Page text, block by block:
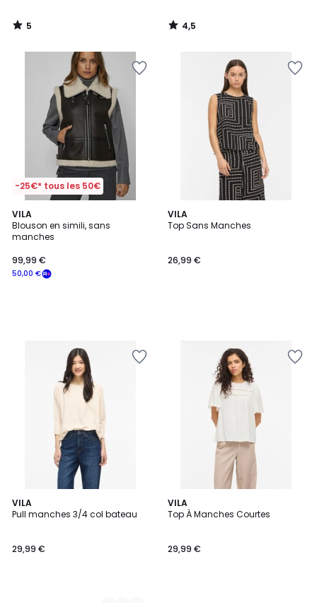
5
/
4,5
/
-25€* tous les 50€
VILA
Blouson en simili, sans
manches
50,00 €
99,99 €
VILA
Top Sans Manches
26,99 €
VILA
Pull manches 3/4 col bateau
29,99 €
2
Couleurs
VILA
Top À Manches Courtes
29,99 €